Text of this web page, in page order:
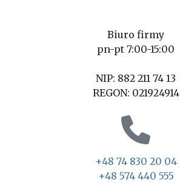
Biuro firmy
pn-pt 7:00-15:00
NIP: 882 211 74 13
REGON: 021924914
+48 74 830 20 04
+48 574 440 555